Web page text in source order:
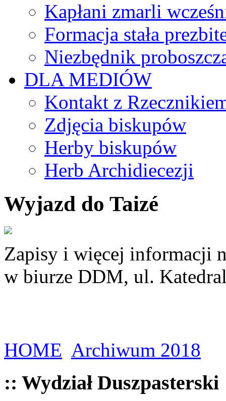
Kapłani zmarli
Formacja stała
Niezbędnik
DLA MEDIÓW
Kontakt z
Zdjęcia biskupów
Herby biskupów
Herb Archidiecezji
Wyjazd do Taizé
Zapisy i więcej informacji
w biurze DDM, ul.
HOME Archiwum 2018
:: Wydział Duszpasterski